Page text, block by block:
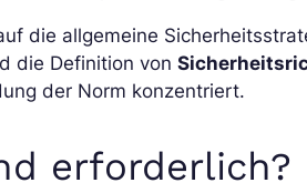
die allgemeine
die Definition von
der Norm konzentriert.
erforderlich?